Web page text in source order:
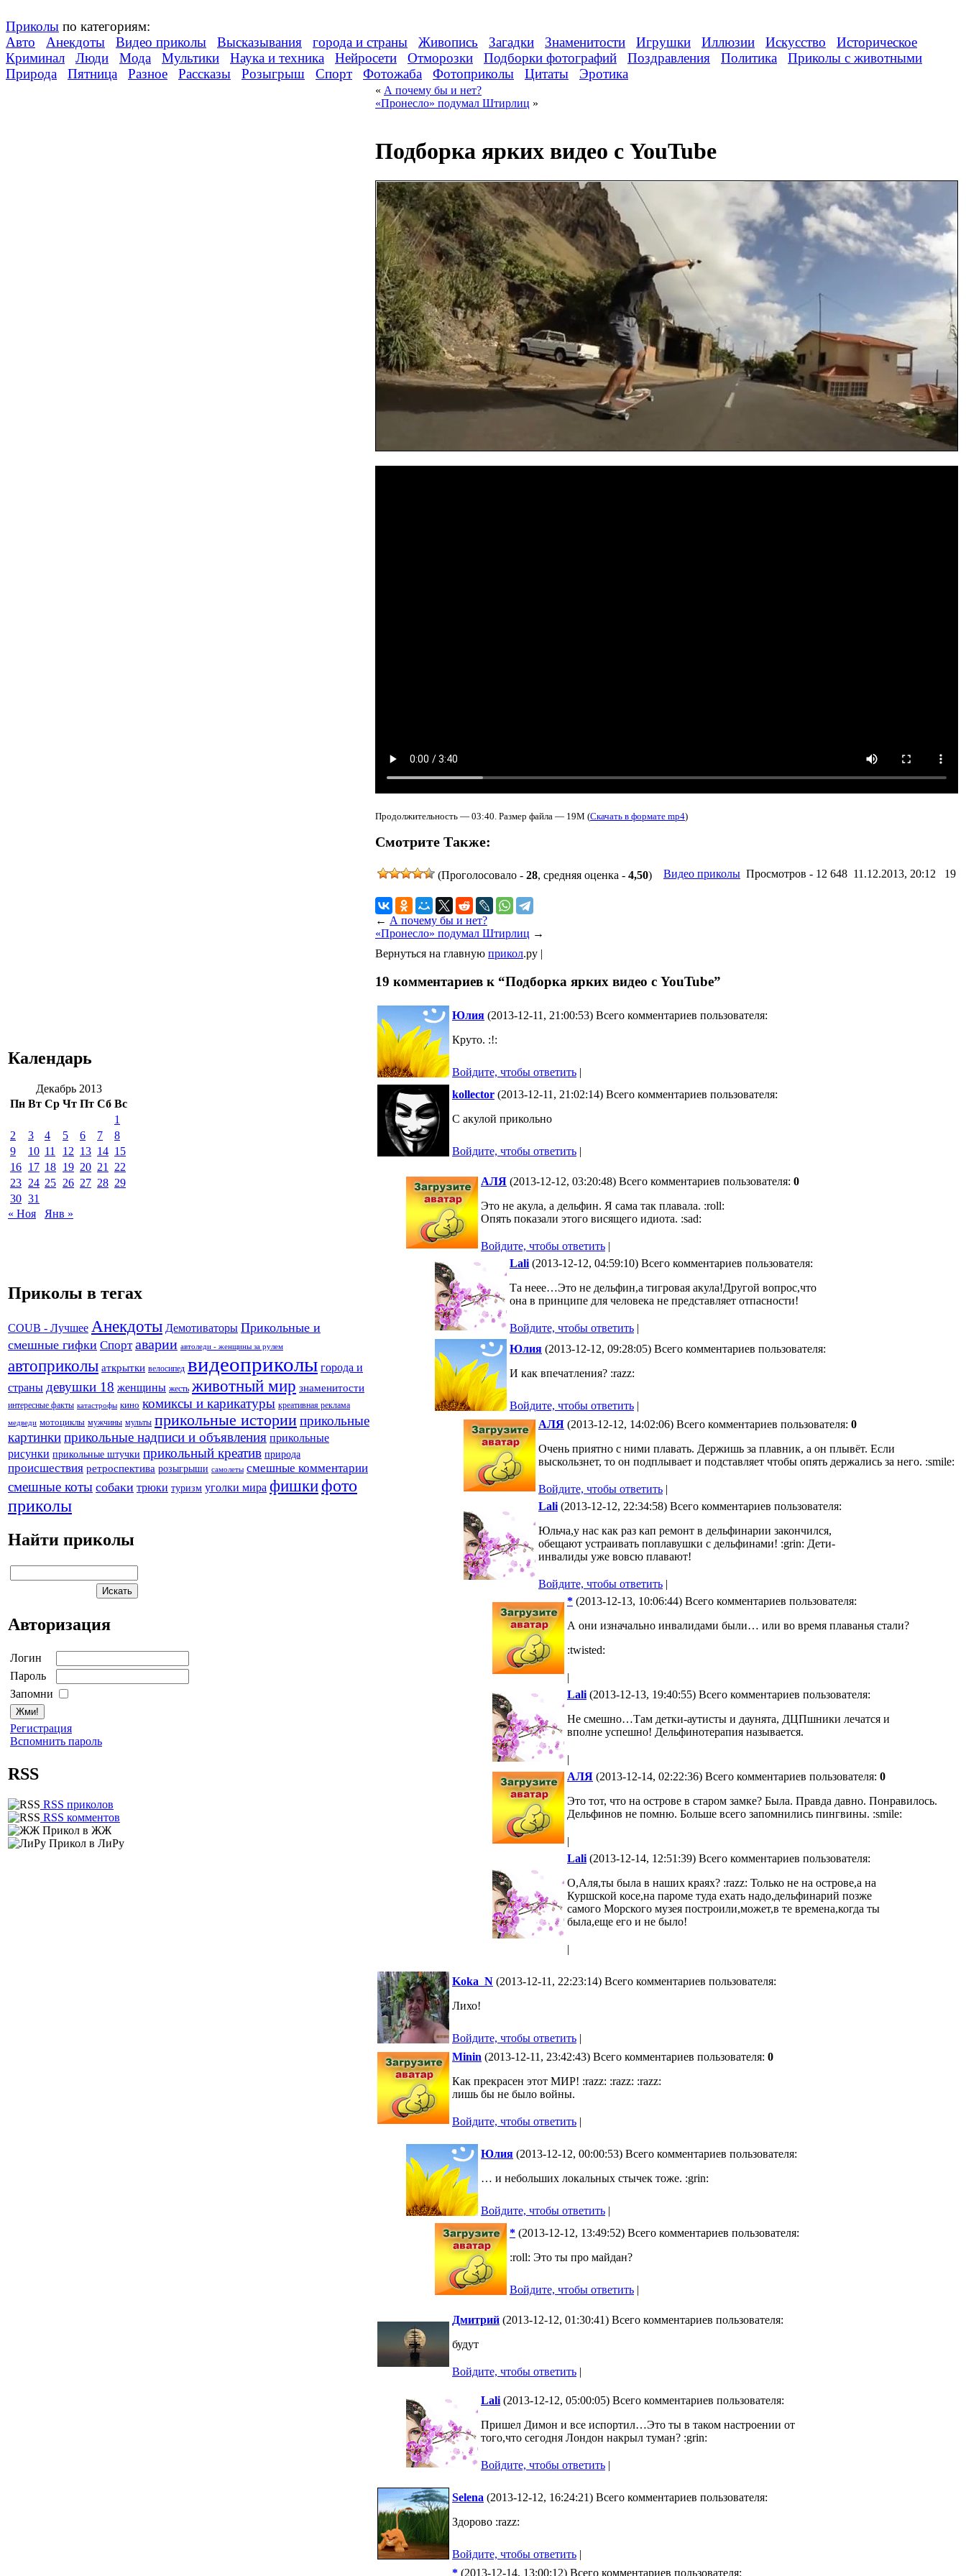
Приколы по категориям:
Авто
Анекдоты Видео приколы Высказывания города и страны Живопись Загадки Знаменитости Игрушки Иллюзии Искусство
Историческое
Криминал
Люди Мода Мультики Наука и техника Нейросети Отморозки Подборки фотографий Поздравления Политика
Приколы с животными
Природа
Пятница Разное Рассказы Розыгрыш Спорт Фотожаба Фотоприколы Цитаты Эротика
Календарь
Декабрь 2013
Пн Вт Ср Чт Пт Сб Вс
1
2
3 4 5 6 7
8
9
10 11 12 13 14 15
16 17 18 19 20 21
22
23 24 25 26 27 28 29
30 31
« Ноя
Янв »
Приколы в тегах
COUB - Лучшее Анекдоты Демотиваторы Прикольные и
смешные гифки Спорт аварии автоледи - женщины за рулем
автоприколы аткрытки велосипед видеоприколы города и
страны девушки 18 женщины жесть животный мир знаменитости
интересные факты катастрофы кино комиксы и карикатуры креативная реклама
медведи мотоциклы мужчины мульты прикольные историиприкольные
картинкиприкольные надписи и объявления прикольные
рисунки прикольные штучки прикольный креатив природа
происшествия ретроспектива розыгрыши самолеты смешные комментарии
смешные коты собаки трюки туризм уголки мира фишкифото
приколы
Найти приколы
Авторизация
Логин
Пароль
Запомни
Регистрация
Вспомнить пароль
RSS
RSS приколов
RSS комментов
Прикол в ЖЖ
Прикол в ЛиРу
« А почему бы и нет?
«Пронесло» подумал Штирлиц »
Подборка ярких видео с YouTube
Продолжительность — 03:40. Размер файла — 19M (Скачать в формате mp4)
Смотрите Также:
(Проголосовало - 28, средняя оценка - 4,50) Видео приколы Просмотров - 12 648 11.12.2013, 20:12 19
← А почему бы и нет?
«Пронесло» подумал Штирлиц →
Вернуться на главную прикол.ру |
19 комментариев к “Подборка ярких видео с YouTube”
Юлия (2013-12-11, 21:00:53) Всего комментариев пользователя:
Круто. :!:
Войдите, чтобы ответить |
kollector (2013-12-11, 21:02:14) Всего комментариев пользователя:
С акулой прикольно
Войдите, чтобы ответить |
АЛЯ (2013-12-12, 03:20:48) Всего комментариев пользователя: 0
Это не акула, а дельфин. Я сама так плавала. :roll:
Опять показали этого висящего идиота. :sad:
Войдите, чтобы ответить |
Lali (2013-12-12, 04:59:10) Всего комментариев пользователя:
Та неее…Это не дельфин,а тигровая акула!Другой вопрос,что
она в принципе для человека не представляет отпасности!
Войдите, чтобы ответить |
Юлия (2013-12-12, 09:28:05) Всего комментариев пользователя:
И как впечатления? :razz:
Войдите, чтобы ответить |
АЛЯ (2013-12-12, 14:02:06) Всего комментариев пользователя: 0
Очень приятно с ними плавать. Держишь за плавник, а он плывёт. Если
выскользнет, то он подплывает и подставляет чтобы опять держались за него. :smile:
Войдите, чтобы ответить |
Lali (2013-12-12, 22:34:58) Всего комментариев пользователя:
Юльча,у нас как раз кап ремонт в дельфинарии закончился,
обещают устраивать поплавушки с дельфинами! :grin: Дети-
инвалиды уже вовсю плавают!
Войдите, чтобы ответить |
* (2013-12-13, 10:06:44) Всего комментариев пользователя:
А они изначально инвалидами были… или во время плаванья стали?
:twisted:
|
Lali (2013-12-13, 19:40:55) Всего комментариев пользователя:
Не смешно…Там детки-аутисты и даунята, ДЦПшники лечатся и
вполне успешно! Дельфинотерапия называется.
|
АЛЯ (2013-12-14, 02:22:36) Всего комментариев пользователя: 0
Это тот, что на острове в старом замке? Была. Правда давно. Понравилось.
Дельфинов не помню. Больше всего запомнились пингвины. :smile:
|
Lali (2013-12-14, 12:51:39) Всего комментариев пользователя:
О,Аля,ты была в наших краях? :razz: Только не на острове,а на
Куршской косе,на пароме туда ехать надо,дельфинарий позже
самого Морского музея построили,может,в те времена,когда ты
была,еще его и не было!
|
Koka_N (2013-12-11, 22:23:14) Всего комментариев пользователя:
Лихо!
Войдите, чтобы ответить |
Minin (2013-12-11, 23:42:43) Всего комментариев пользователя: 0
Как прекрасен этот МИР! :razz: :razz: :razz:
лишь бы не было войны.
Войдите, чтобы ответить |
Юлия (2013-12-12, 00:00:53) Всего комментариев пользователя:
… и небольших локальных стычек тоже. :grin:
Войдите, чтобы ответить |
* (2013-12-12, 13:49:52) Всего комментариев пользователя:
:roll: Это ты про майдан?
Войдите, чтобы ответить |
Дмитрий (2013-12-12, 01:30:41) Всего комментариев пользователя:
будут
Войдите, чтобы ответить |
Lali (2013-12-12, 05:00:05) Всего комментариев пользователя:
Пришел Димон и все испортил…Это ты в таком настроении от
того,что сегодня Лондон накрыл туман? :grin:
Войдите, чтобы ответить |
Selena (2013-12-12, 16:24:21) Всего комментариев пользователя:
Здорово :razz:
Войдите, чтобы ответить |
* (2013-12-14, 13:00:12) Всего комментариев пользователя: